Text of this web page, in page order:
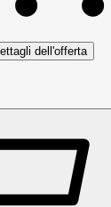
dell'offerta